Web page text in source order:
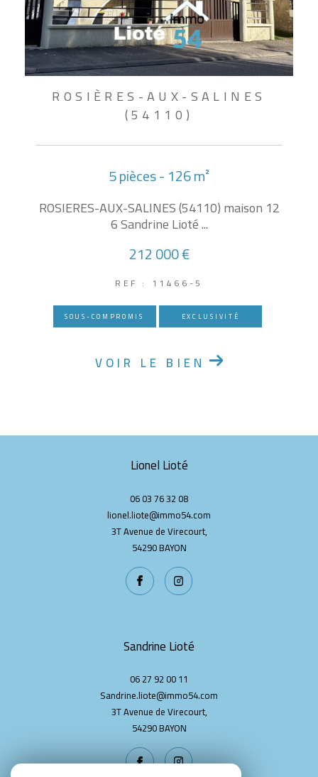
ROSIÈRES-AUX-SALINES
(54110)
5 pièces - 126 m²
ROSIERES-AUX-SALINES (54110) maison 12
6 Sandrine Lioté ...
212 000 €
REF : 11466-5
SOUS-COMPROMIS EXCLUSIVITÉ
VOIR LE BIEN
Lionel Lioté
06 03 76 32 08
lionel.liote@immo54.com
3T Avenue de Virecourt,
54290 BAYON
Sandrine Lioté
06 27 92 00 11
Sandrine.liote@immo54.com
3T Avenue de Virecourt,
54290 BAYON